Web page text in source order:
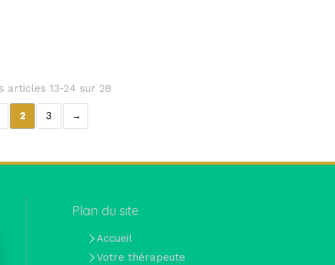
articles 13-24 sur 28
2 3
Plan du site
Accueil
Votre thérapeute